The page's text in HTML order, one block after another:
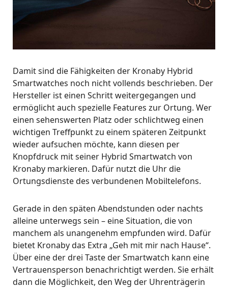
Damit sind die Fähigkeiten der Kronaby Hybrid
Smartwatches noch nicht vollends beschrieben. Der
Hersteller ist einen Schritt weitergegangen und
ermöglicht auch spezielle Features zur Ortung. Wer
einen sehenswerten Platz oder schlichtweg einen
wichtigen Treffpunkt zu einem späteren Zeitpunkt
wieder aufsuchen möchte, kann diesen per
Knopfdruck mit seiner Hybrid Smartwatch von
Kronaby markieren. Dafür nutzt die Uhr die
Ortungsdienste des verbundenen Mobiltelefons.
Gerade in den späten Abendstunden oder nachts
alleine unterwegs sein – eine Situation, die von
manchem als unangenehm empfunden wird. Dafür
bietet Kronaby das Extra „Geh mit mir nach Hause“.
Über eine der drei Taste der Smartwatch kann eine
Vertrauensperson benachrichtigt werden. Sie erhält
dann die Möglichkeit, den Weg der Uhrenträgerin